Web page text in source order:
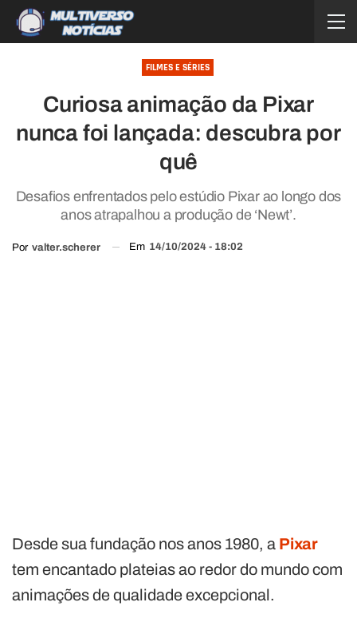
FILMES E SÉRIES
Curiosa animação da Pixar
nunca foi lançada: descubra por
quê
Desafios enfrentados pelo estúdio Pixar ao longo dos
anos atrapalhou a produção de ‘Newt’.
Por valter.scherer Em 14/10/2024 - 18:02
Desde sua fundação nos anos 1980, a Pixar
tem encantado plateias ao redor do mundo com
animações de qualidade excepcional.